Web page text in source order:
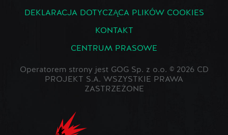
DEKLARACJA DOTYCZĄCA PLIKÓW COOKIES
KONTAKT
CENTRUM PRASOWE
Operatorem strony jest GOG Sp. z o.o. © 2026 CD
PROJEKT S.A. WSZYSTKIE PRAWA
ZASTRZEŻONE